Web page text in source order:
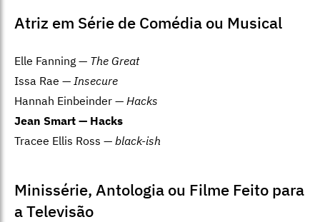
Atriz em Série de Comédia ou Musical
Elle Fanning — The Great
Issa Rae — Insecure
Hannah Einbeinder — Hacks
Jean Smart — Hacks
Tracee Ellis Ross — black-ish
Minissérie, Antologia ou Filme Feito para
a Televisão